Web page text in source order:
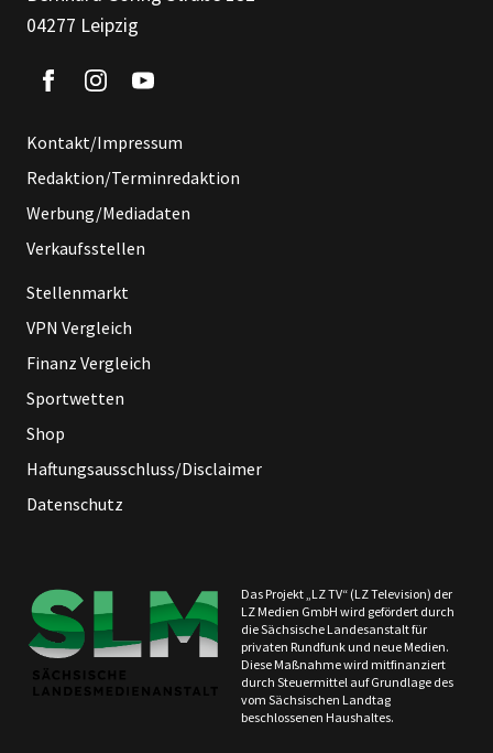
04277 Leipzig
Kontakt/Impressum
Redaktion/Terminredaktion
Werbung/Mediadaten
Verkaufsstellen
Stellenmarkt
VPN Vergleich
Finanz Vergleich
Sportwetten
Shop
Haftungsausschluss/Disclaimer
Datenschutz
Das Projekt „LZ TV“ (LZ Television) der
LZ Medien GmbH wird gefördert durch
die Sächsische Landesanstalt für
privaten Rundfunk und neue Medien.
Diese Maßnahme wird mitfinanziert
durch Steuermittel auf Grundlage des
vom Sächsischen Landtag
beschlossenen Haushaltes.